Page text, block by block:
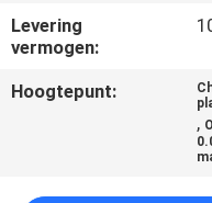
VRAAG
Levering
vermogen:
Hoogtepunt:
,